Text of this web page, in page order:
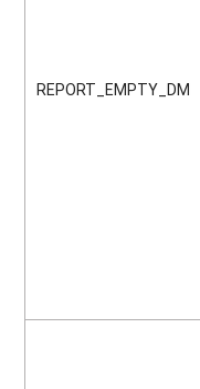
REPORT_EMPTY_DM